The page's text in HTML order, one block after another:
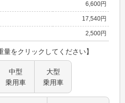
6,600円
17,540円
2,500円
量をクリックしてください】
中型
乗用車
大型
乗用車